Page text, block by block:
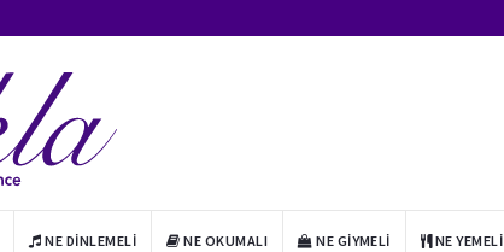
NE DINLEMELI NE OKUMALI NE GIYMELI NE YEMELI